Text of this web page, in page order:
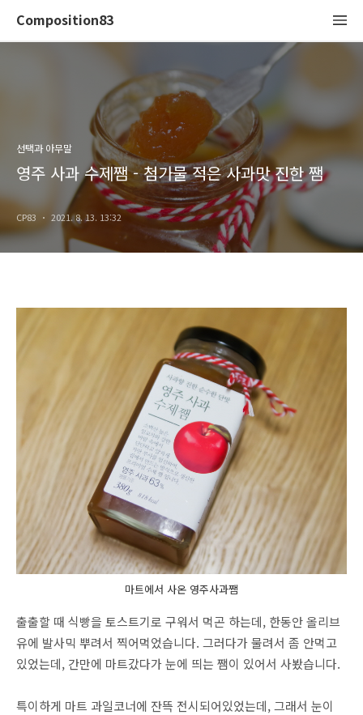
Composition83
선택과 아무말
영주 사과 수제쨈 - 첨가물 적은 사과맛 진한 쨈
CP83 2021. 8. 13. 13:32
마트에서 사온 영주사과쨈
출출할 때 식빵을 토스트기로 구워서 먹곤 하는데, 한동안 올리브
유에 발사믹 뿌려서 찍어먹었습니다. 그러다가 물려서 좀 안먹고
있었는데, 간만에 마트갔다가 눈에 띄는 쨈이 있어서 사봤습니다.
특이하게 마트 과일코너에 잔뜩 전시되어있었는데, 그래서 눈이